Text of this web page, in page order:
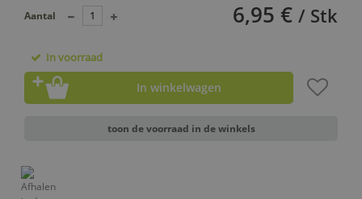
6,95 € / Stk
Aantal
In voorraad
In winkelwagen
toon de voorraad in de winkels